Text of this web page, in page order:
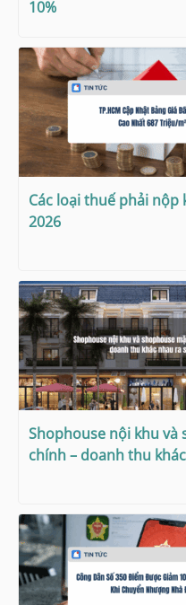
10%
Các loại thuế phải
2026
Shophouse nội khu
chính – doanh thu